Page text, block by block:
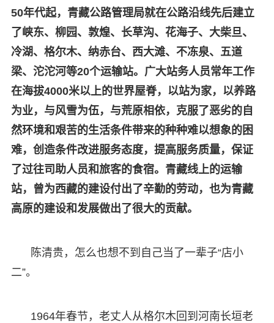
50年代起，青藏公路管理局就在公路沿线先后建立
了峡东、柳园、敦煌、长草沟、花海子、大柴旦、
冷湖、格尔木、纳赤台、西大滩、不冻泉、五道
梁、沱沱河等20个运输站。广大站务人员常年工作
在海拔4000米以上的世界屋脊，以站为家，以养路
为业，与风雪为伍，与荒原相依，克服了恶劣的自
然环境和艰苦的生活条件带来的种种难以想象的困
难，创造条件改进服务态度，提高服务质量，保证
了过往司助人员和旅客的食宿。青藏线上的运输
站，曾为西藏的建设付出了辛勤的劳动，也为青藏
高原的建设和发展做出了很大的贡献。
陈清贵，怎么也想不到自己当了一辈子“店小
二”。
1964年春节，老丈人从格尔木回到河南长垣老